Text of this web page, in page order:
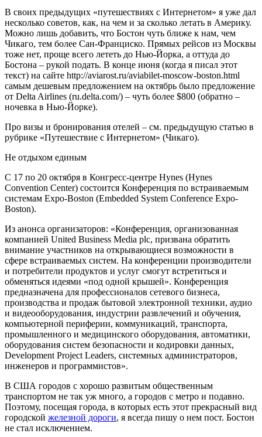
В своих предыдущих «путешествиях с Интернетом» я уже дал
несколько советов, как, на чем и за сколько летать в Америку.
Можно лишь добавить, что Бостон чуть ближе к нам, чем
Чикаго, тем более Сан-Франциско. Прямых рейсов из Москвы
тоже нет, проще всего лететь до Нью-Йорка, а оттуда до
Бостона – рукой подать. В конце июня (когда я писал этот
текст) на сайте http://aviarost.ru/aviabilet-moscow-boston.html
самым дешевым предложением на октябрь было предложение
от Delta Airlines (ru.delta.com/) – чуть более $800 (обратно –
ночевка в Нью-Йорке).
Про визы и бронирования отелей – см. предыдущую статью в
рубрике «Путешествие с Интернетом» (Чикаго).
Не отдыхом единым
С 17 по 20 октября в Конгресс-центре Hynes (Hynes
Convention Center) состоится Конференция по встраиваемым
системам Expo-Boston (Embedded System Conference Expo-
Boston).
Из анонса организаторов: «Конференция, организованная
компанией United Business Media plc, призвана обратить
внимание участников на открывающиеся возможности в
сфере встраиваемых систем. На конференции производители
и потребители продуктов и услуг смогут встретиться и
обменяться идеями «под одной крышей». Конференция
предназначена для профессионалов сетевого бизнеса,
производства и продаж бытовой электронной техники, аудио
и видеооборудования, индустрии развлечений и обучения,
компьютерной периферии, коммуникаций, транспорта,
промышленного и медицинского оборудования, автоматики,
оборудования систем безопасности и кодировки данных,
Development Project Leaders, системных администраторов,
инженеров и программистов».
В США городов с хорошо развитым общественным
транспортом не так уж много, а городов с метро и подавно.
Поэтому, посещая города, в которых есть этот прекрасный вид
городской железной дороги, я всегда пишу о нем пост. Бостон
не стал исключением.